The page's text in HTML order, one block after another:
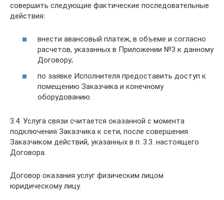
совершить следующие фактические последовательные
действия:
внести авансовый платеж, в объеме и согласно
расчетов, указанных в Приложении №3 к данному
Договору;
по заявке Исполнителя предоставить доступ к
помещению Заказчика и конечному
оборудованию.
3.4. Услуга связи считается оказанной с момента
подключения Заказчика к сети, после совершения
Заказчиком действий, указанных в п. 3.3. настоящего
Договора.
Договор оказания услуг физическим лицом
юридическому лицу.